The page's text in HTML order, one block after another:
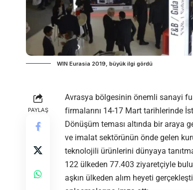
WIN Eurasia 2019, büyük ilgi gördü
PAYLAŞ
Avrasya bölgesinin önemli sanayi
firmalarını 14-17 Mart tarihlerinde
Dönüşüm teması altında bir araya
ve imalat sektörünün önde gelen
teknolojili ürünlerini dünyaya tanıtma
122 ülkeden 77.403 ziyaretçiyle
aşkın ülkeden alım heyeti